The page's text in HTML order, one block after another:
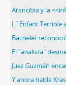
L´Enfant Terrible
El "analista"
Juez Guzmán
Y ahora habla